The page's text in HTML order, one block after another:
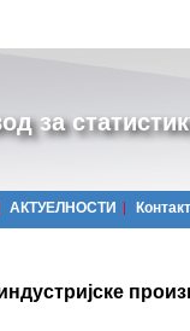
за
АКТУЕЛНОСТИ Контакт